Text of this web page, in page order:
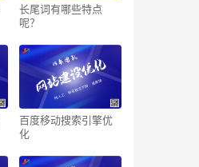
长尾词有哪些特点
呢？
百度移动搜索引擎优
化